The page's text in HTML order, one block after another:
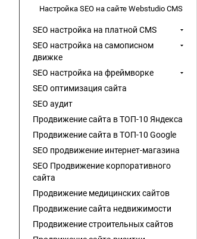
Настройка SEO на сайте Webstudio CMS
SEO настройка на платной CMS
SEO настройка на самописном
движке
SEO настройка на фреймворке
SEO оптимизация сайта
SEO аудит
Продвижение сайта в ТОП-10 Яндекса
Продвижение сайта в ТОП-10 Google
SEO продвижение интернет-магазина
SEO Продвижение корпоративного
сайта
Продвижение медицинских сайтов
Продвижение сайта недвижимости
Продвижение строительных сайтов